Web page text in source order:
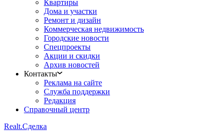
Квартиры
Дома и участки
Ремонт и дизайн
Коммерческая недвижимость
Городские новости
Спецпроекты
Акции и скидки
Архив новостей
Контакты
Реклама на сайте
Служба поддержки
Редакция
Справочный центр
Realt.Сделка